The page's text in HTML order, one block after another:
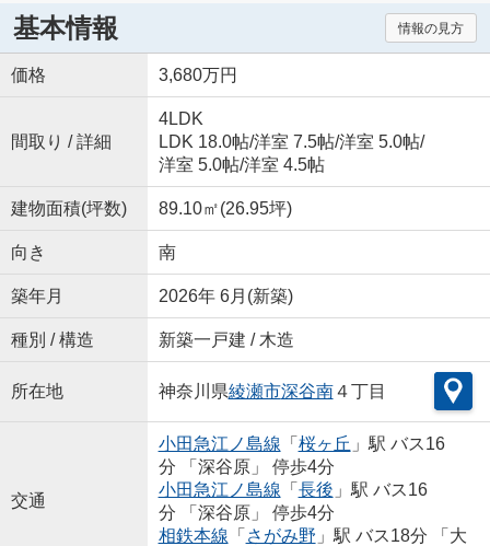
基本情報 情報の見方
価格 3,680万円
間取り / 詳細
4LDK
LDK 18.0帖/洋室 7.5帖/洋室 5.0帖/
洋室 5.0帖/洋室 4.5帖
建物面積(坪数) 89.10㎡(26.95坪)
向き 南
築年月 2026年 6月(新築)
種別 / 構造 新築一戸建 / 木造
所在地 神奈川県綾瀬市深谷南４丁目
交通
小田急江ノ島線 「 桜ヶ丘 」駅 バス16
分 「深谷原」 停歩4分
小田急江ノ島線 「 長後 」駅 バス16
分 「深谷原」 停歩4分
相鉄本線 「 さがみ野 」駅 バス18分 「大